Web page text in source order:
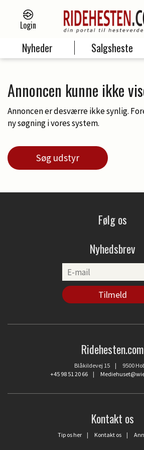
Login
Nyheder Salgsheste
Annoncen kunne ikke
Annoncen er desværre ikke synlig.
ny søgning i vores system.
Søg udstyr
Følg os
Nyhedsbrev
Ridehesten.com
Blåkildevej 15 | 9500
+45 98 51 20 66|
Kontakt os
Tip os her | Kontakt os |